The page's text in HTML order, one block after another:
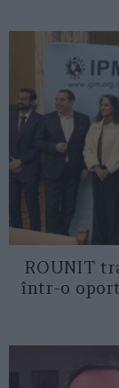
ROUNIT
într-o